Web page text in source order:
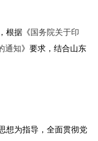
根据《国务院关于印
通知》要求，结合山东
想为指导，全面贯彻党